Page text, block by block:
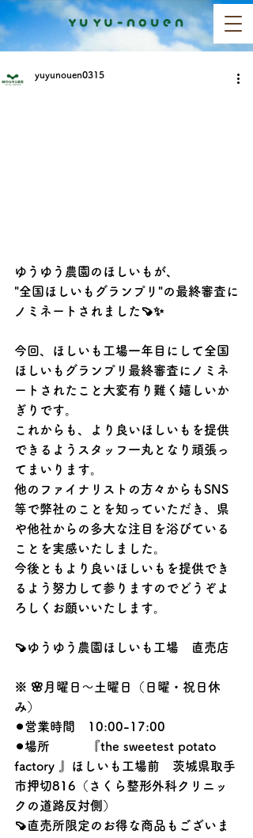
yuyunouen0315
ゆうゆう農園のほしいもが、
"全国ほしいもグランプリ"の最終審査に
ノミネートされました🍠✨
今回、ほしいも工場一年目にして全国
ほしいもグランプリ最終審査にノミネ
ートされたこと大変有り難く嬉しいか
ぎりです。
これからも、より良いほしいもを提供
できるようスタッフ一丸となり頑張っ
てまいります。
他のファイナリストの方々からもSNS
等で弊社のことを知っていただき、県
や他社からの多大な注目を浴びている
ことを実感いたしました。
今後ともより良いほしいもを提供でき
るよう努力して参りますのでどうぞよ
ろしくお願いいたします。
🍠ゆうゆう農園ほしいも工場　直売店
※ 🌸月曜日〜土曜日（日曜・祝日休
み）
⚫︎営業時間　10:00-17:00
⚫︎場所　　　『the sweetest potato
factory 』ほしいも工場前　茨城県取手
市押切816（さくら整形外科クリニッ
クの道路反対側）
🍠直売所限定のお得な商品もございま